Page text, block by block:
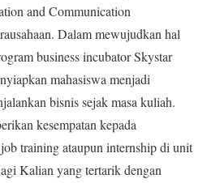
and Communication
Dalam mewujudkan hal
business incubator Skystar
mahasiswa menjadi
bisnis sejak masa kuliah.
kesempatan kepada
training ataupun internship di unit
Kalian yang tertarik dengan